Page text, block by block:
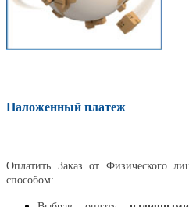
Наложенный платеж
Оплатить Заказ от Физического
способом: